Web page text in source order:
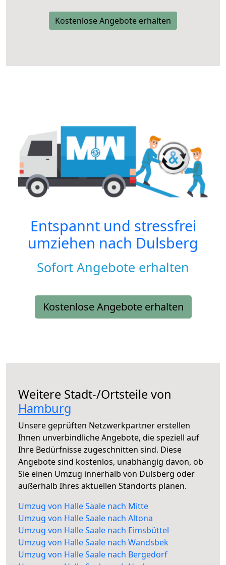
Kostenlose Angebote erhalten
Entspannt und stressfrei
umziehen nach Dulsberg
Sofort Angebote erhalten
Kostenlose Angebote erhalten
Weitere Stadt-/Ortsteile von
Hamburg
Unsere geprüften Netzwerkpartner erstellen
Ihnen unverbindliche Angebote, die speziell auf
Ihre Bedürfnisse zugeschnitten sind. Diese
Angebote sind kostenlos, unabhängig davon, ob
Sie einen Umzug innerhalb von Dulsberg oder
außerhalb Ihres aktuellen Standorts planen.
Umzug von Halle Saale nach Mitte
Umzug von Halle Saale nach Altona
Umzug von Halle Saale nach Eimsbüttel
Umzug von Halle Saale nach Wandsbek
Umzug von Halle Saale nach Bergedorf